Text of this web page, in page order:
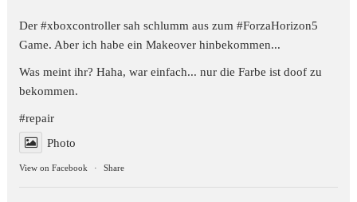
Der #xboxcontroller sah schlumm aus zum#ForzaHorizon5
Game. Aber ich habe ein Makeover hinbekommen...
Was meint ihr? Haha, war einfach... nur die Farbe ist doof zu
bekommen.
#repair
Photo
View on Facebook · Share